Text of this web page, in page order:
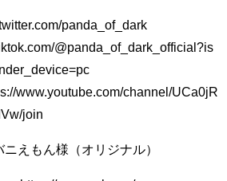
panda_of_dark
@panda_of_dark_official?is
www.youtube.com/channel/UCa0jR
join
えもん様（オリジナル）